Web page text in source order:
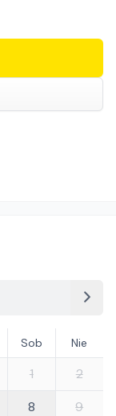
Sob Nie
1
2
8
9